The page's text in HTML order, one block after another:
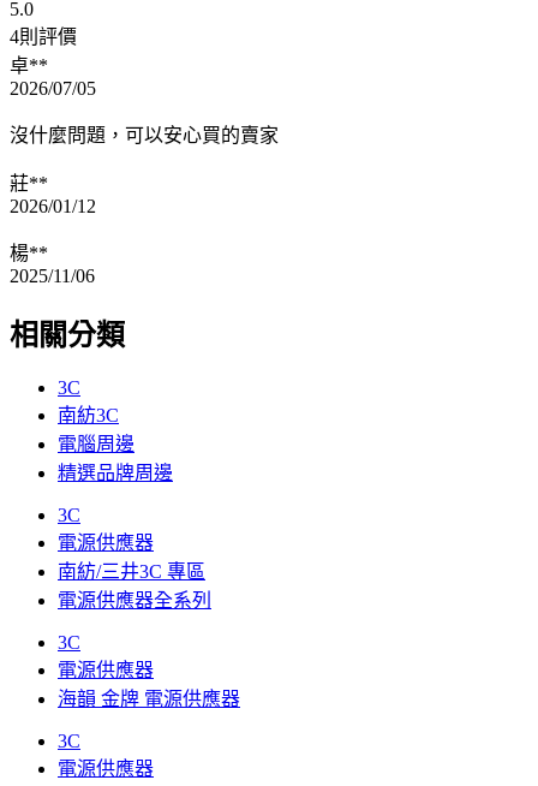
5.0
4則評價
卓**
2026/07/05
沒什麼問題，可以安心買的賣家
莊**
2026/01/12
楊**
2025/11/06
相關分類
3C
南紡3C
電腦周邊
精選品牌周邊
3C
電源供應器
南紡/三井3C 專區
電源供應器全系列
3C
電源供應器
海韻 金牌 電源供應器
3C
電源供應器